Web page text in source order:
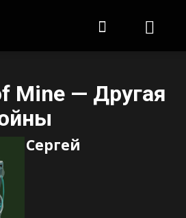
Mine — Другая
Сергей